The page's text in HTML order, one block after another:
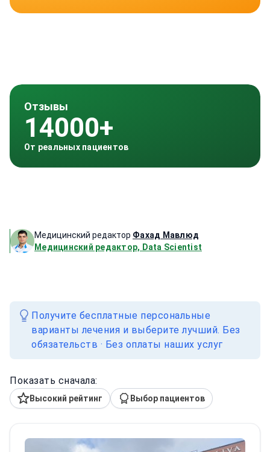
Медицинский редактор Фахад Мавлюд
Медицинский редактор, Data Scientist
Отзывы
14000+
От реальных пациентов
Получите бесплатные персональные
варианты лечения и выберите лучший. Без
обязательств · Без оплаты наших услуг
Показать сначала:
Высокий рейтинг Выбор пациентов